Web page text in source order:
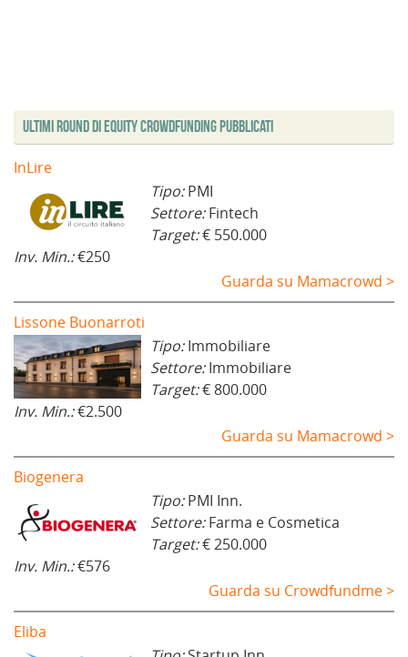
Ultimi Round di Equity Crowdfunding Pubblicati
InLire
Tipo:PMI
Settore:Fintech
Target:€ 550.000
Inv. Min.:€250
Guarda su Mamacrowd >
Lissone Buonarroti
Tipo:Immobiliare
Settore:Immobiliare
Target:€ 800.000
Inv. Min.:€2.500
Guarda su Mamacrowd >
Biogenera
Tipo:PMI Inn.
Settore:Farma e Cosmetica
Target:€ 250.000
Inv. Min.:€576
Guarda su Crowdfundme >
Eliba